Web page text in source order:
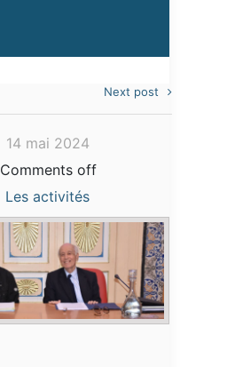
Next post
14 mai 2024
Comments off
Les activités